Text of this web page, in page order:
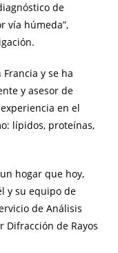
de
vía húmeda”,
y se ha
y asesor de
en el
lípidos, proteínas,
hogar que hoy,
y su equipo de
de Análisis
Difracción de Rayos